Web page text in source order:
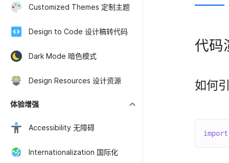
Customized Themes 定制主题
Design to Code 设计稿转代码
Dark Mode 暗色模式
Design Resources 设计资源
体验增强
Accessibility 无障碍
Internationalization 国际化
代码
如何
import